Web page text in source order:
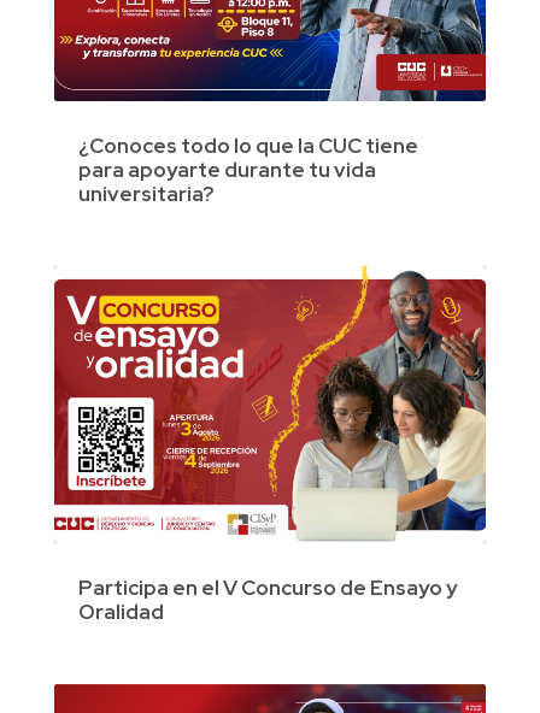
¿Conoces todo lo que la CUC tiene
para apoyarte durante tu vida
universitaria?
Participa en el V Concurso de Ensayo y
Oralidad